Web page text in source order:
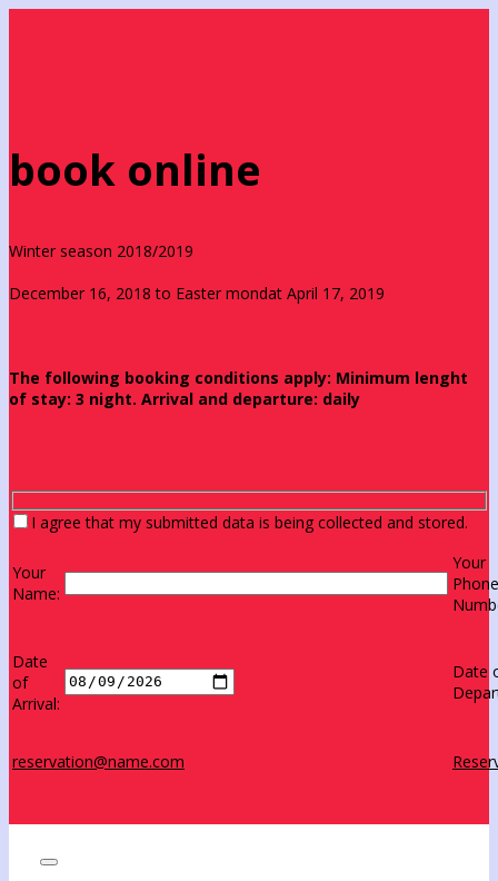
book online
Winter season 2018/2019
December 16, 2018 to Easter mondat April 17, 2019
The following booking conditions apply: Minimum lenght
of stay: 3 night. Arrival and departure: daily
I agree that my submitted data is being collected and stored.
Your
Name:
Your
Phone
Date
of
Arrival:
Date
reservation@name.com